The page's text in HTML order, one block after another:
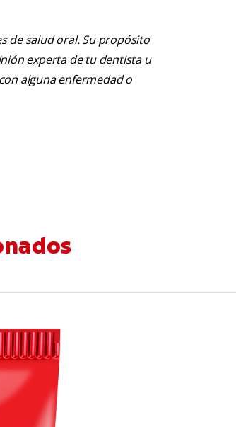
de salud oral. Su propósito
experta de tu dentista u
alguna enfermedad o